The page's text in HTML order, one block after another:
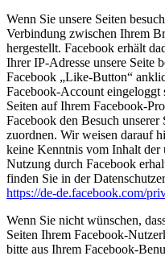
Wenn Sie unsere Seiten
Verbindung zwischen Ihrem
hergestellt. Facebook erhält
Ihrer IP-Adresse unsere Seite
Facebook „Like-Button“
Facebook-Account eingeloggt
Seiten auf Ihrem Facebook-
Facebook den Besuch
zuordnen. Wir weisen darauf
keine Kenntnis vom Inhalt der
Nutzung durch Facebook
finden Sie in der
https://de-de.facebook.com/
Wenn Sie nicht wünschen,
Seiten Ihrem Facebook-
bitte aus Ihrem Facebook-